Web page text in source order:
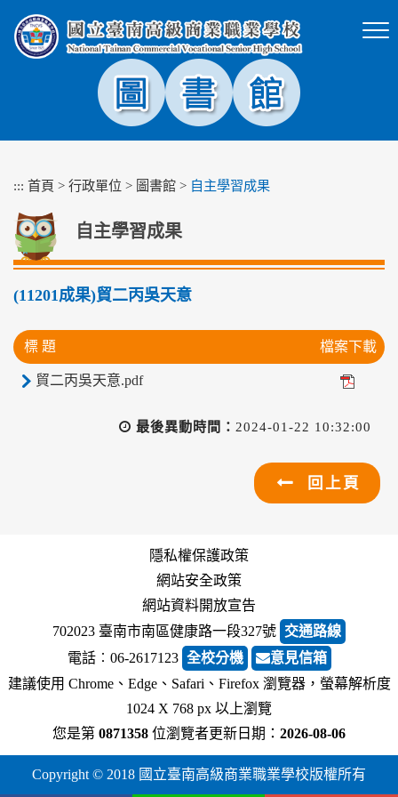
塊
::: 首頁 > 行政單位 > 圖書館 > 自主學習成果
自主學習成果
(11201成果)貿二丙吳天意
標 題 檔案下載
貿二丙吳天意.pdf
最後異動時間： 2024-01-22 10:32:00
回上頁
隱私權保護政策
網站安全政策
網站資料開放宣告
702023 臺南市南區健康路一段327號 交通路線
電話︰06-2617123 全校分機
意見信箱
建議使用 Chrome、Edge、Safari、Firefox 瀏覽器，螢幕解析度
1024 X 768 px 以上瀏覽
您是第 0871358 位瀏覽者更新日期： 2026-08-06
Copyright © 2018 國立臺南高級商業職業學校版權所有